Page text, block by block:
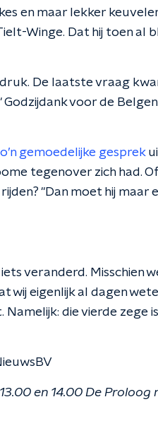
en maar lekker
Winge. Dat hij toen al
De laatste vraag
voor de
gemoedelijke gesprek
tegenover zich had.
"Dan moet hij maar
veranderd. Misschien
wij eigenlijk al dagen
die vierde zege
en 14.00 De